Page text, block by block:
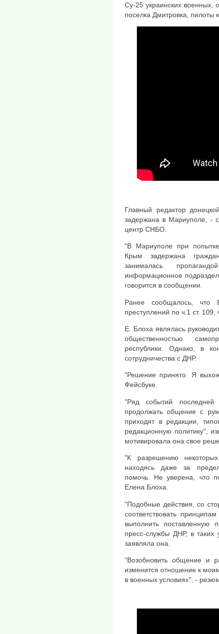
Су-25 украинских
поселка Дмитровка, пилоты
Главный редактор
задержана в Мариуполе, -
центр СНБО.
"В Мариуполе при
Крым задержана
занималась
информационное
говорится в сообщении.
Ранее сообщалось, что
преступлений по ч.1 ст.
Е. Блоха являлась
общественностью
республики. Однако, в
сотрудничества с ДНР.
"Решение принято. Я
Фейсбуке.
"Ряд событий
продолжать общение с
приходят в редакции,
редакционную политику",
мотивировала она свое
"К разрешению некоторых
находясь даже за
помочь. Не уверена, что
Елена Блоха.
"Подобные действия, со
соответствовать
выполнить поставленную
пресс-службы ДНР, в
заявляла она.
"Возобновить общение и
изменится отношение к
в военных условиях", -